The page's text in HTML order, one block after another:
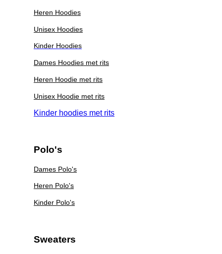
Heren Hoodies
Unisex Hoodies
Kinder Hoodies
Dames Hoodies met rits
Heren Hoodie met rits
Unisex Hoodie met rits
Kinder hoodies met rits
Polo's
Dames Polo's
Heren Polo's
Kinder Polo's
Sweaters